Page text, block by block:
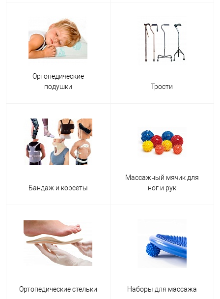
Игольчатые аппликаторы Кузнецова и Ляпко успешно
используются для улучшения кровообращения, снятия напряжения
в мышцах, лечения неврологических болезней и устранения
болевого синдрома. Иглы аппликатора Кузнецова выполнены из
прочной пластмассы, а в модели Ляпко — из металла. Например,
массажный аппликатор Кузнецова (массажер для спины и ног)
после переломов, растяжений и вывихов. Пример — костыли
деревянные подмышечные (реабилитационный) для взрослых №2
Ортопедические подушки способствуют комфортному и здоровому
анатомической форме. Яркий пример — трехслойная
ортопедическая подушка с эффектом памяти ОП-03.
опорно-двигательного аппарата. Хороший пример — трость для
ходьбы (для инвалидов и пожилых) опорная Мирта.
Бандажи и корсеты эффективно поддерживают скелет и мышечную
ткань после операций, травм или в период реабилитации. Отличный
нижних мышц живота. Например, пояс-корсет для поддержки
Ортопедические
подушки
Трости
Бандаж и корсеты
Массажный мячик для
ног и рук
Ортопедические стельки Наборы для массажа